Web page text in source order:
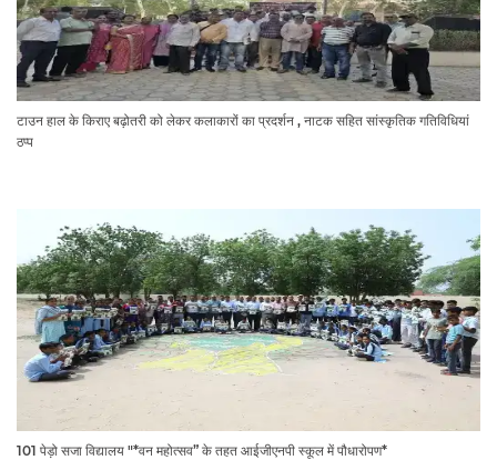
टाउन हाल के किराए बढ़ोतरी को लेकर कलाकारों का प्रदर्शन , नाटक सहित सांस्कृतिक गतिविधियां
ठप्प
101 पेड़ो सजा विद्यालय "*वन महोत्सव” के तहत आईजीएनपी स्कूल में पौधारोपण*